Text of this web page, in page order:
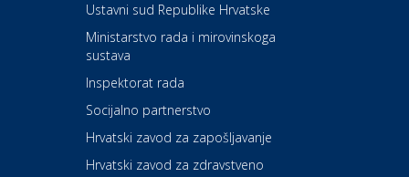
Kultura i edukacija
Kazalište ZKM
Auto-moto i tehnika
Ustavni sud Republike Hrvatske
Ministarstvo rada i mirovinskoga
sustava
Inspektorat rada
Socijalno partnerstvo
Hrvatski zavod za zapošljavanje
Hrvatski zavod za zdravstveno